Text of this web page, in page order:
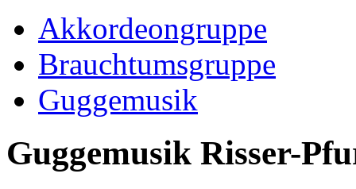
Akkordeongruppe
Brauchtumsgruppe
Guggemusik
Guggemusik Risser-